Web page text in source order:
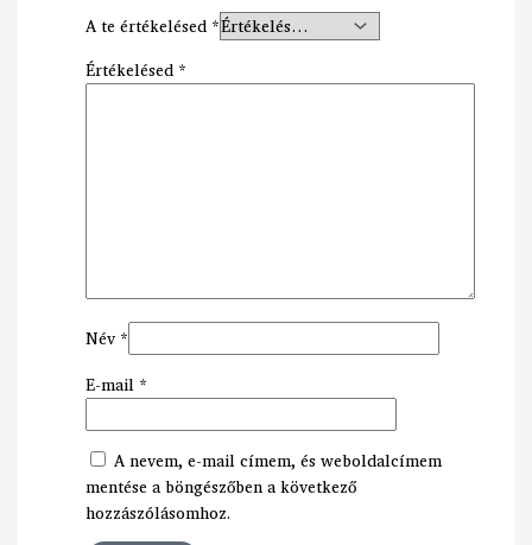
A te értékelésed *
Értékelésed *
Név *
E-mail *
A nevem, e-mail címem, és weboldalcímem
mentése a böngészőben a következő
hozzászólásomhoz.